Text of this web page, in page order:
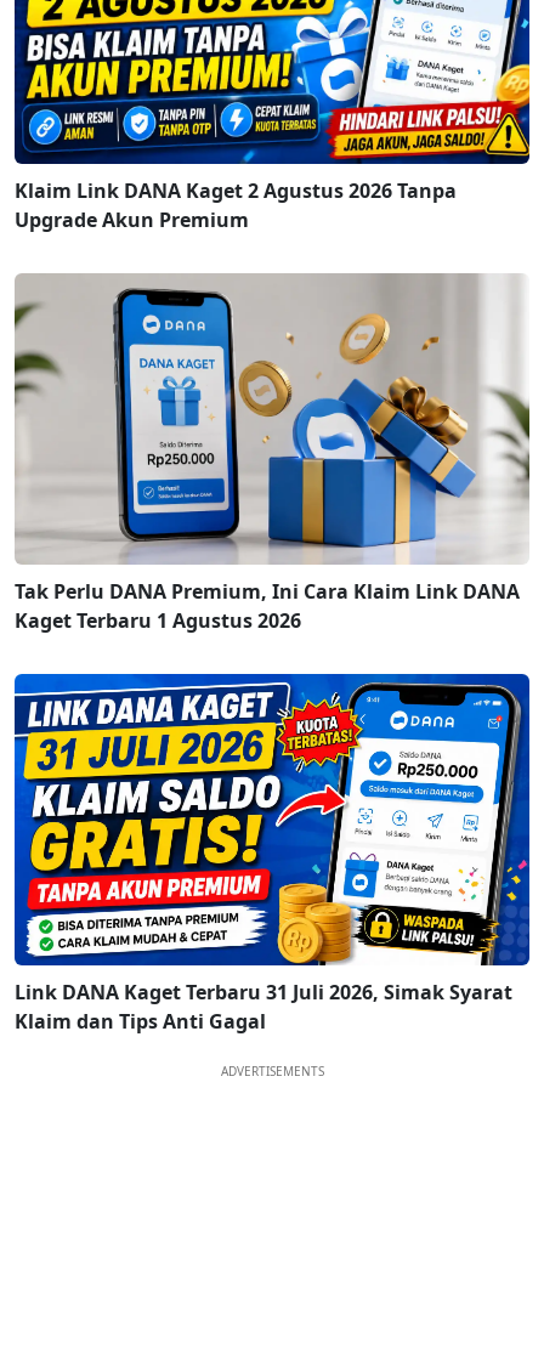
Klaim Link DANA Kaget 2 Agustus 2026 Tanpa
Upgrade Akun Premium
Tak Perlu DANA Premium, Ini Cara Klaim Link DANA
Kaget Terbaru 1 Agustus 2026
Link DANA Kaget Terbaru 31 Juli 2026, Simak Syarat
Klaim dan Tips Anti Gagal
ADVERTISEMENTS